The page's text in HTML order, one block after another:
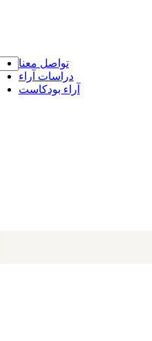
تواصل معنا
دراسات آراء
آراء بودكاست